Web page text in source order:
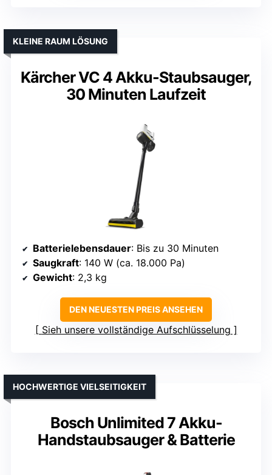
Kärcher VC 4 Akku-Staubsauger,
30 Minuten Laufzeit
KLEINE RAUM LÖSUNG
Batterielebensdauer: Bis zu 30 Minuten
Saugkraft: 140 W (ca. 18.000 Pa)
Gewicht: 2,3 kg
DEN NEUESTEN PREIS ANSEHEN
Sieh unsere vollständige Aufschlüsselung
Bosch Unlimited 7 Akku-
Handstaubsauger & Batterie
HOCHWERTIGE VIELSEITIGKEIT